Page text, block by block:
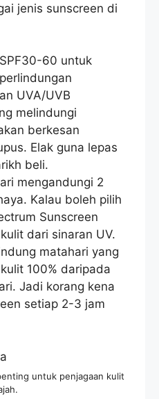
jenis sunscreen di
60 untuk
UVA/UVB
melindungi
berkesan
Elak guna lepas
beli.
mengandungi 2
Kalau boleh pilih
Sunscreen
dari sinaran UV.
matahari yang
100% daripada
Jadi korang kena
setiap 2-3 jam
untuk penjagaan kulit